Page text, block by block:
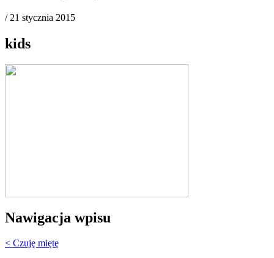
/ 21 stycznia 2015
kids
Nawigacja wpisu
< Czuję miętę